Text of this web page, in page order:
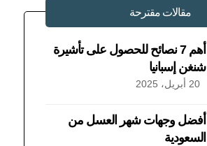
مقالات مقترحة
أهم 7 نصائح للحصول على تأشيرة
شنغن إسبانيا
20 أبريل، 2025
أفضل وجهات شهر العسل من
السعودية